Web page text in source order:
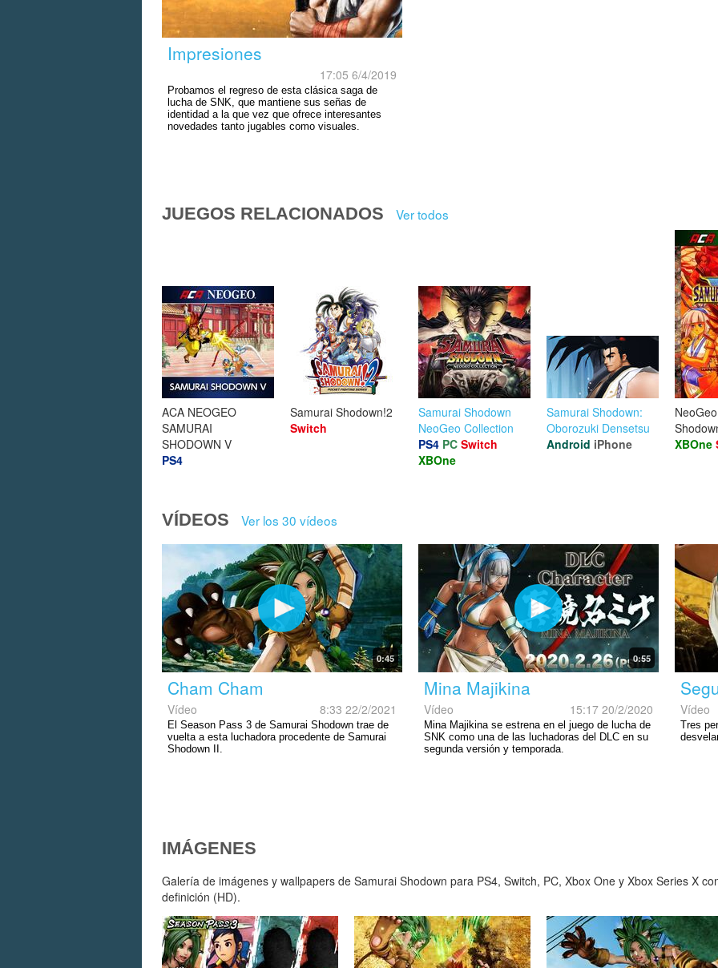
Impresiones
17:05 6/4/2019
Probamos el regreso de esta clásica saga de
lucha de SNK, que mantiene sus señas de
identidad a la que vez que ofrece interesantes
novedades tanto jugables como visuales.
JUEGOS RELACIONADOS Ver todos
ACA NEOGEO
SAMURAI
SHODOWN V
PS4
Samurai Shodown!2
Switch
Samurai Shodown
NeoGeo Collection
PS4 PC Switch
XBOne
Samurai Shodown:
Oborozuki Densetsu
Android iPhone
XBOne
VÍDEOS Ver los 30 vídeos
0:45
Cham Cham
Vídeo 8:33 22/2/2021
El Season Pass 3 de Samurai Shodown trae de
vuelta a esta luchadora procedente de Samurai
Shodown II.
0:55
Mina Majikina
Vídeo 15:17 20/2/2020
Mina Majikina se estrena en el juego de lucha de
SNK como una de las luchadoras del DLC en su
segunda versión y temporada.
Vídeo
Tres
IMÁGENES
Galería de imágenes y wallpapers de Samurai Shodown para PS4, Switch, PC, Xbox One y Xbox Series X
definición (HD).